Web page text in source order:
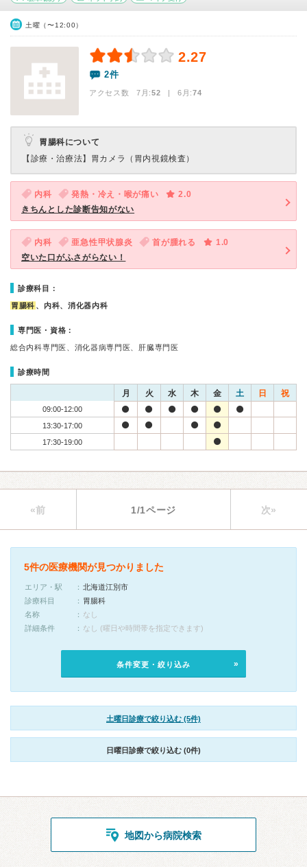
土曜（〜12:00）
2.27
2件
アクセス数 7月:52 | 6月:74
胃腸科について
【診療・治療法】 胃カメラ（胃内視鏡検査）
内科 発熱・冷え・喉が痛い
2.0
きちんとした診断告知がない
内科 亜急性甲状腺炎 首が腫れる
1.0
空いた口がふさがらない！
診療科目：
胃腸科 、内科、消化器内科
専門医・資格：
総合内科専門医、消化器病専門医、肝臓専門医
診療時間
月 火 水 木 金 土 日 祝
09:00-12:00
13:30-17:00
17:30-19:00
«前 1/1ページ 次»
5件の医療機関が見つかりました
エリア・駅
北海道江別市
診療科目
胃腸科
名称
なし
詳細条件
なし (曜日や時間帯を指定できます)
条件変更・絞り込み
土曜日診療で絞り込む (5件)
日曜日診療で絞り込む (0件)
地図から病院検索